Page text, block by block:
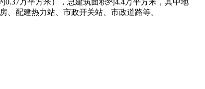
万平方米），总建筑面积约4.4万平方米，其中地
配建热力站、市政开关站、市政道路等。